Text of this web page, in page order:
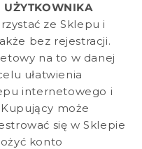
UŻYTKOWNIKA
ze Sklepu i
bez rejestracji.
na to w danej
ułatwienia
internetowego i
może
się w Sklepie
konto